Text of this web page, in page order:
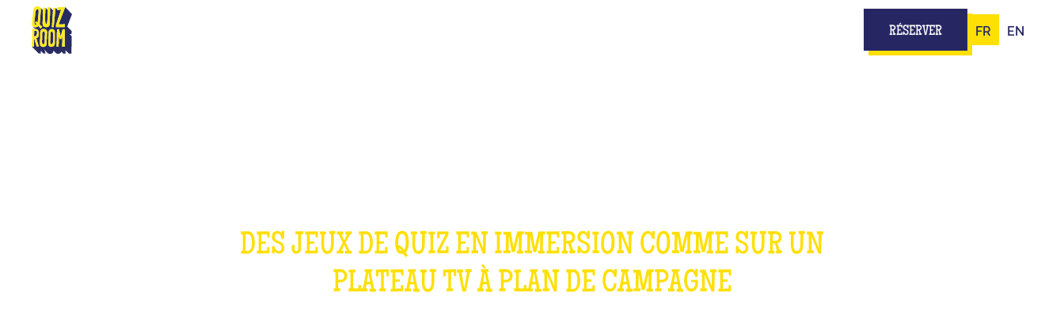
RÉSERVER FR EN
DES JEUX DE QUIZ EN IMMERSION COMME SUR UN
PLATEAU TV À PLAN DE CAMPAGNE